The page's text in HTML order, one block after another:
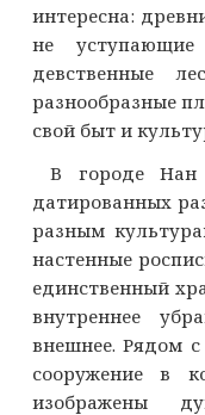
интересна:
не уступающие
девственные
разнообразные
свой быт и
В городе Нан
датированных
разным
настенные
единственный
внутреннее
внешнее. Рядом
сооружение в
изображены